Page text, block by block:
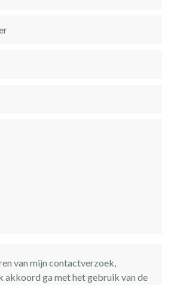
van mijn contactverzoek,
akkoord ga met het gebruik van de